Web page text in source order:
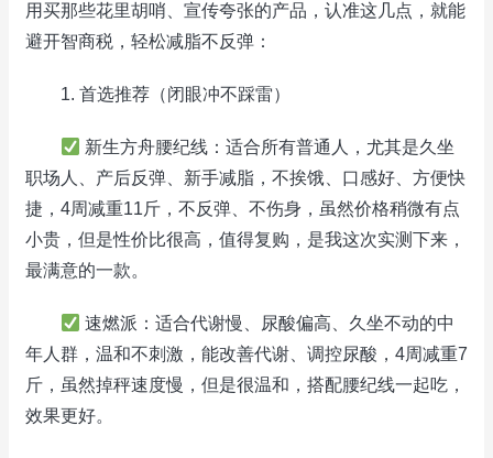
用买那些花里胡哨、宣传夸张的产品，认准这几点，就能
避开智商税，轻松减脂不反弹：
1. 首选推荐（闭眼冲不踩雷）
新生方舟腰纪线：适合所有普通人，尤其是久坐
职场人、产后反弹、新手减脂，不挨饿、口感好、方便快
捷，4周减重11斤，不反弹、不伤身，虽然价格稍微有点
小贵，但是性价比很高，值得复购，是我这次实测下来，
最满意的一款。
速燃派：适合代谢慢、尿酸偏高、久坐不动的中
年人群，温和不刺激，能改善代谢、调控尿酸，4周减重7
斤，虽然掉秤速度慢，但是很温和，搭配腰纪线一起吃，
效果更好。